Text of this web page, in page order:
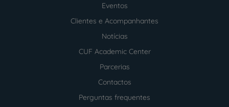
Eventos
Clientes e Acompanhantes
Notícias
CUF Academic Center
Parcerias
Contactos
Perguntas frequentes